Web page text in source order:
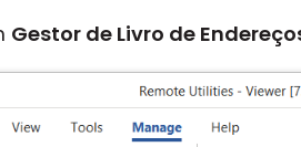
Gestor de Livro de